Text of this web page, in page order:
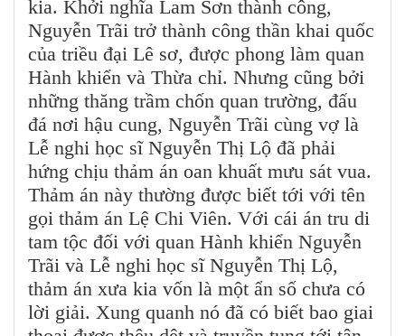
kia. Khởi nghĩa Lam Sơn thành công,
Nguyễn Trãi trở thành công thần khai quốc
của triều đại Lê sơ, được phong làm quan
Hành khiển và Thừa chỉ. Nhưng cũng bởi
những thăng trầm chốn quan trường, đấu
đá nơi hậu cung, Nguyễn Trãi cùng vợ là
Lễ nghi học sĩ Nguyễn Thị Lộ đã phải
hứng chịu thảm án oan khuất mưu sát vua.
Thảm án này thường được biết tới với tên
gọi thảm án Lệ Chi Viên. Với cái án tru di
tam tộc đối với quan Hành khiển Nguyễn
Trãi và Lễ nghi học sĩ Nguyễn Thị Lộ,
thảm án xưa kia vốn là một ẩn số chưa có
lời giải. Xung quanh nó đã có biết bao giai